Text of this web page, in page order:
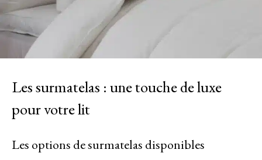
Les surmatelas : une touche de luxe
pour votre lit
Les options de surmatelas disponibles